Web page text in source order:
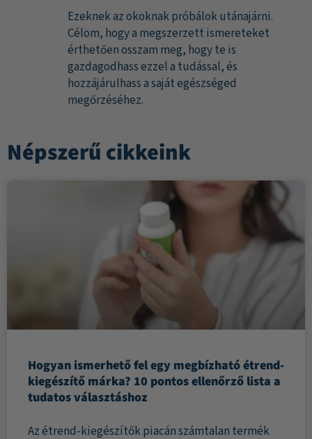
Ezeknek az okoknak próbálok utánajárni.
Célom, hogy a megszerzett ismereteket
érthetően osszam meg, hogy te is
gazdagodhass ezzel a tudással, és
hozzájárulhass a saját egészséged
megőrzéséhez.
Népszerű cikkeink
Hogyan ismerhető fel egy megbízható étrend-
kiegészítő márka? 10 pontos ellenőrző lista a
tudatos választáshoz
Az étrend-kiegészítők piacán számtalan termék